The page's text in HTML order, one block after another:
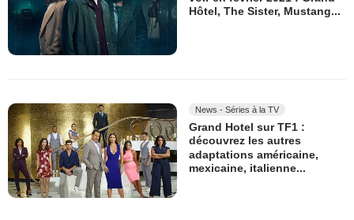
Hôtel, The Sister, Mustang...
News - Séries à la TV
Grand Hotel sur TF1 :
découvrez les autres
adaptations américaine,
mexicaine, italienne...